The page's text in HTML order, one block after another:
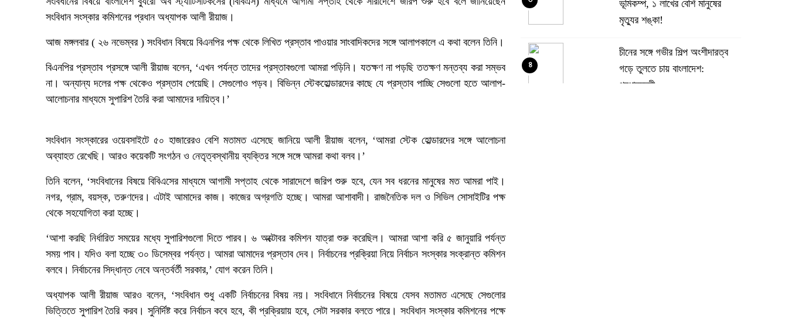
সংবিধান সংস্কার কমিশনের প্রধান অধ্যাপক আলী রীয়াজ।
আজ মঙ্গলবার ( ২৬ নভেম্বর ) সংবিধান বিষয়ে বিএনপির পক্ষ থেকে লিখিত প্রস্তাব পাওয়ার সাংবাদিকদের সঙ্গে আলাপকালে এ কথা বলেন তিনি।
বিএনপির প্রস্তাব প্রসঙ্গে আলী রীয়াজ বলেন, ‘এখন পর্যন্ত তাদের প্রস্তাবগুলো আমরা পড়িনি। যতক্ষণ না পড়ছি ততক্ষণ মন্তব্য করা সম্ভব
না। অন্যান্য দলের পক্ষ থেকেও প্রস্তাব পেয়েছি। সেগুলোও পড়ব। বিভিন্ন স্টেকহোল্ডারদের কাছে যে প্রস্তাব পাচ্ছি সেগুলো হতে আলাপ-
আলোচনার মাধ্যমে সুপারিশ তৈরি করা আমাদের দায়িত্ব।’
সংবিধান সংস্কারের ওয়েবসাইটে ৫০ হাজারেরও বেশি মতামত এসেছে জানিয়ে আলী রীয়াজ বলেন, ‘আমরা স্টেক হোল্ডারদের সঙ্গে আলোচনা
অব্যাহত রেখেছি। আরও কয়েকটি সংগঠন ও নেতৃত্বস্থানীয় ব্যক্তির সঙ্গে সঙ্গে আমরা কথা বলব।’
তিনি বলেন, ‘সংবিধানের বিষয়ে বিবিএসের মাধ্যমে আগামী সপ্তাহ থেকে সারাদেশে জরিপ শুরু হবে, যেন সব ধরনের মানুষের মত আমরা পাই।
নগর, গ্রাম, বয়স্ক, তরুণদের। এটাই আমাদের কাজ। কাজের অগ্রগতি হচ্ছে। আমরা আশাবাদী। রাজনৈতিক দল ও সিভিল সোসাইটির পক্ষ
থেকে সহযোগিতা করা হচ্ছে।
‘আশা করছি নির্ধারিত সময়ের মধ্যে সুপারিশগুলো দিতে পারব। ৬ অক্টোবর কমিশন যাত্রা শুরু করেছিল। আমরা আশা করি ৫ জানুয়ারি পর্যন্ত
সময় পাব। যদিও বলা হচ্ছে ৩০ ডিসেম্বর পর্যন্ত। আমরা আমাদের প্রস্তাব দেব। নির্বাচনের প্রক্রিয়া নিয়ে নির্বাচন সংস্কার সংক্রান্ত কমিশন
বলবে। নির্বাচনের সিদ্ধান্ত নেবে অন্তর্বর্তী সরকার,’ যোগ করেন তিনি।
অধ্যাপক আলী রীয়াজ আরও বলেন, ‘সংবিধান শুধু একটি নির্বাচনের বিষয় নয়। সংবিধানে নির্বাচনের বিষয়ে যেসব মতামত এসেছে সেগুলোর
ভিত্তিতে সুপারিশ তৈরি করব। সুনির্দিষ্ট করে নির্বাচন কবে হবে, কী প্রক্রিয়ায় হবে, সেটা সরকার বলতে পারে। সংবিধান সংস্কার কমিশনের পক্ষে
ভূমিকম্প, ১ লাখের বেশি মানুষের
মৃত্যুর শঙ্কা!
চীনের সঙ্গে গভীর শিল্প অংশীদারত্ব
গড়ে তুলতে চায় বাংলাদেশ:
প্রধানমন্ত্রী
৪